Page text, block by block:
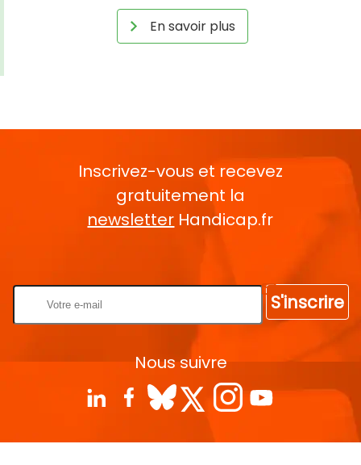
En savoir plus
Inscrivez-vous et recevez
gratuitement la
newsletter Handicap.fr
S'inscrire
Nous suivre